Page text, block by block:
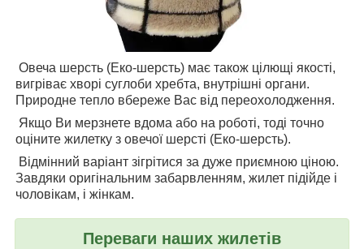
Овеча шерсть (Еко-шерсть) має також цілющі якості,
вигріває хворі суглоби хребта, внутрішні органи.
Природне тепло вбереже Вас від переохолодження.
Якщо Ви мерзнете вдома або на роботі, тоді точно
оціните жилетку з овечої шерсті (Еко-шерсть).
Відмінний варіант зігрітися за дуже приємною ціною.
Завдяки оригінальним забарвленням, жилет підійде і
чоловікам, і жінкам.
Переваги наших жилетів